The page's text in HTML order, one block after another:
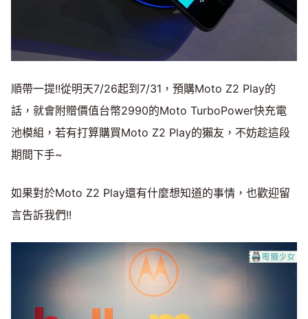
順帶一提!!從明天7/26起到7/31，預購Moto Z2 Play的
話，就會附贈價值台幣2990的Moto TurboPower快充電
池模組，若有打算購買Moto Z2 Play的獺友，不妨趁這段
期間下手~
如果對於Moto Z2 Play還有什麼想知道的事情，也歡迎留
言告訴我們!!